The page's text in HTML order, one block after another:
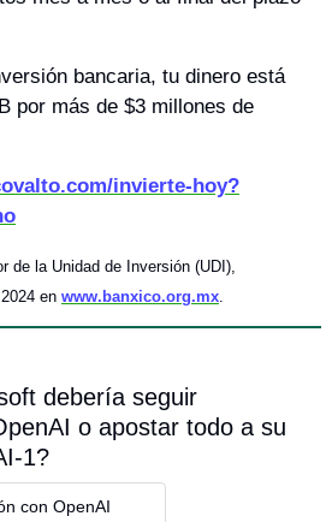
bancaria, tu dinero está
por más de $3 millones de
invierte-hoy?
de la Unidad de Inversión (UDI),
en www.banxico.org.mx.
debería seguir
o apostar todo a su
1?
con OpenAI